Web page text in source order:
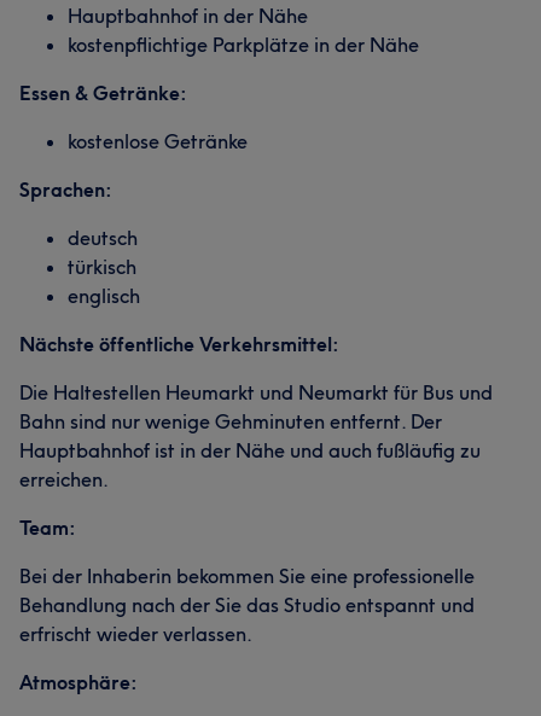
Hauptbahnhof in der Nähe
kostenpflichtige Parkplätze in der Nähe
Essen & Getränke:
kostenlose Getränke
Sprachen:
deutsch
türkisch
englisch
Nächste öffentliche Verkehrsmittel:
Die Haltestellen Heumarkt und Neumarkt für Bus und
Bahn sind nur wenige Gehminuten entfernt. Der
Hauptbahnhof ist in der Nähe und auch fußläufig zu
erreichen.
Team:
Bei der Inhaberin bekommen Sie eine professionelle
Behandlung nach der Sie das Studio entspannt und
erfrischt wieder verlassen.
Atmosphäre: